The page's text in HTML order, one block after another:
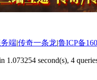
端|传奇一条龙|鲁ICP备
1.073254 second(s), 4